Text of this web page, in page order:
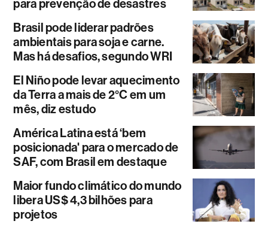
para prevenção de desastres
Brasil pode liderar padrões
ambientais para soja e carne.
Mas há desafios, segundo WRI
El Niño pode levar aquecimento
da Terra a mais de 2°C em um
mês, diz estudo
América Latina está ‘bem
posicionada' para o mercado de
SAF, com Brasil em destaque
Maior fundo climático do mundo
libera US$ 4,3 bilhões para
projetos